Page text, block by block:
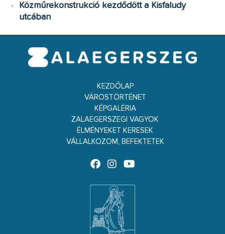
Közműrekonstrukció kezdődött a Kisfaludy
utcában
KEZDŐLAP
VÁROSTÖRTÉNET
KÉPGALÉRIA
ZALAEGERSZEGI VAGYOK
ÉLMÉNYEKET KERESEK
VÁLLALKOZOM, BEFEKTETEK